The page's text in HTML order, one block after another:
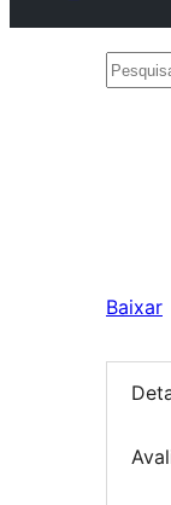
Baixar